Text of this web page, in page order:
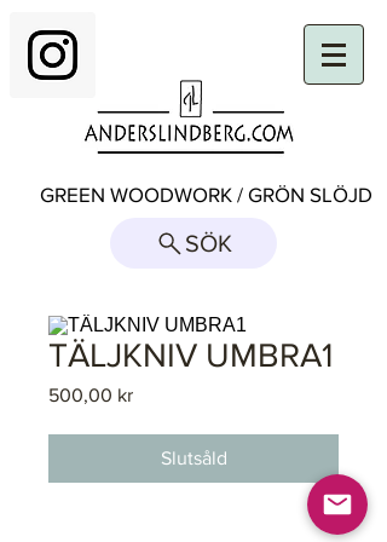
GREEN WOODWORK / GRÖN SLÖJD
SÖK
TÄLJKNIV UMBRA1
500,00 krPris
Slutsåld